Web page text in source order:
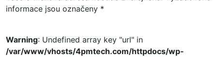
informace jsou označeny *
Warning: Undefined array key "url" in
/var/www/vhosts/4pmtech.com/httpdocs/wp-